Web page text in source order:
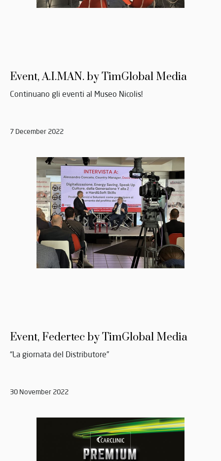
Event, A.I.MAN. by TimGlobal Media
Continuano gli eventi al Museo Nicolis!
7 December 2022
Event, Federtec by TimGlobal Media
“La giornata del Distributore”
30 November 2022